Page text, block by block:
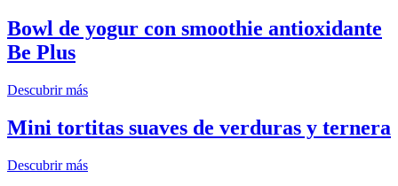
Bowl de yogur con smoothie antioxidante
Be Plus
Descubrir más
Mini tortitas suaves de verduras y ternera
Descubrir más